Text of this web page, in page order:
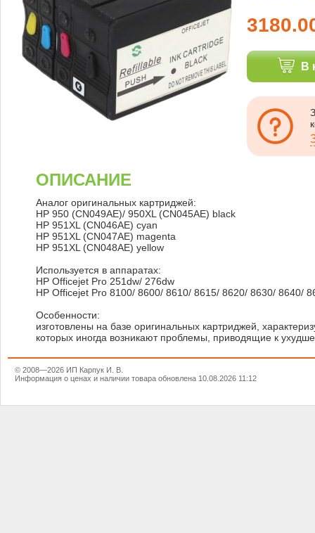
В
ОПИСАНИЕ
Аналог оригинальных картриджей:
HP 950 (CN049AE)/ 950XL (CN045AE) black
HP 951XL (CN046AE) cyan
HP 951XL (CN047AE) magenta
HP 951XL (CN048AE) yellow
Используется в аппаратах:
HP Officejet Pro 251dw/ 276dw
HP Officejet Pro 8100/ 8600/ 8610/ 8615/ 8620/ 8630/ 8640/
Особенности:
изготовлены на базе оригинальных картриджей,
которых иногда возникают проблемы, приводящие к
© 2008—2026 ИП Карпук И. В.
Информация о ценах и наличии товара обновлена 10.08.2026 11:12